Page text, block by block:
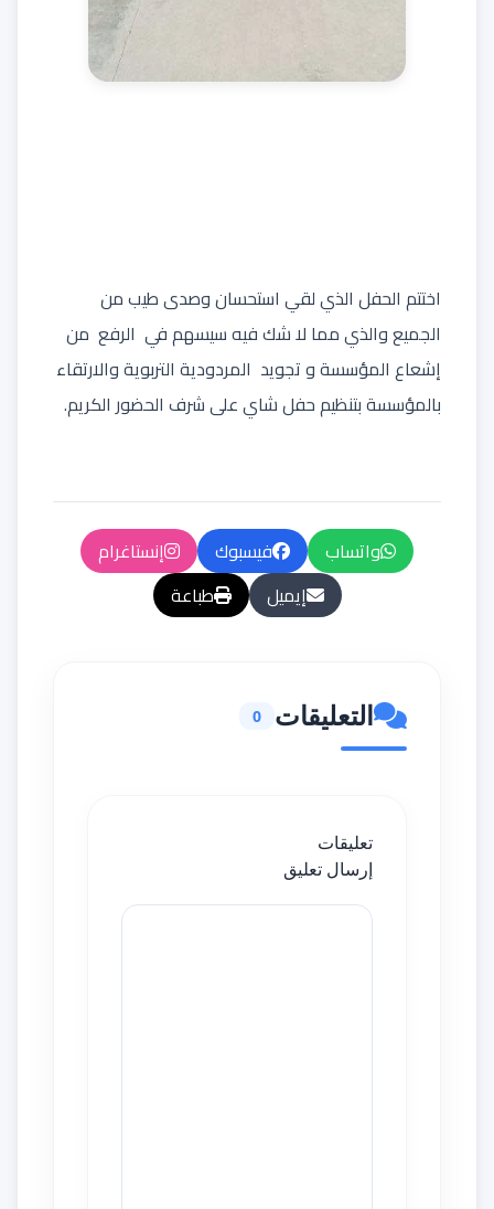
اختتم الحفل الذي لقي استحسان وصدى طيب من
الجميع والذي مما لا شك فيه سيسهم في الرفع من
إشعاع المؤسسة و تجويد المردودية التربوية والارتقاء
بالمؤسسة بتنظيم حفل شاي على شرف الحضور الكريم.
واتساب فيسبوك
إنستاغرام
إيميل
طباعة
التعليقات 0
تعليقات
إرسال تعليق